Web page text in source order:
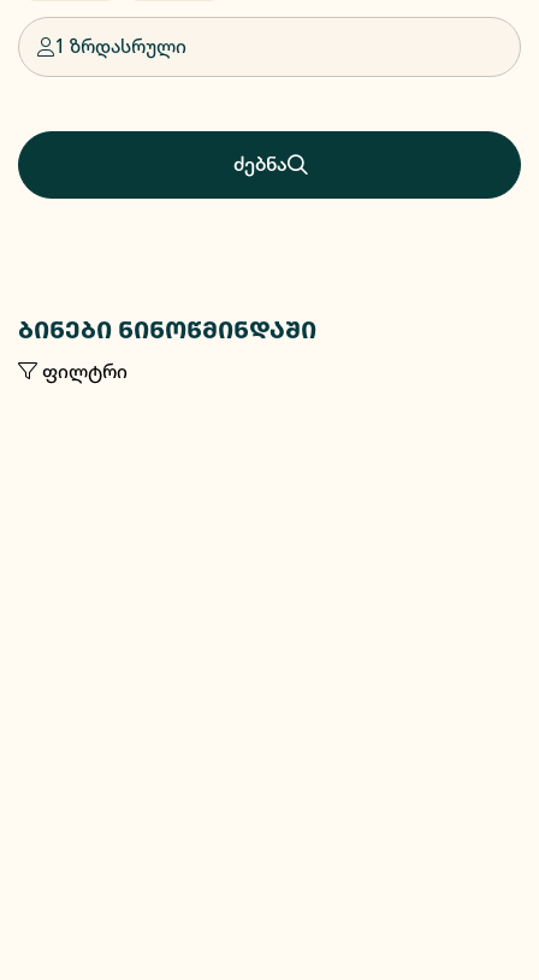
1 ზრდასრული
ძებნა
ბინები ნინოწმინდაში
ფილტრი